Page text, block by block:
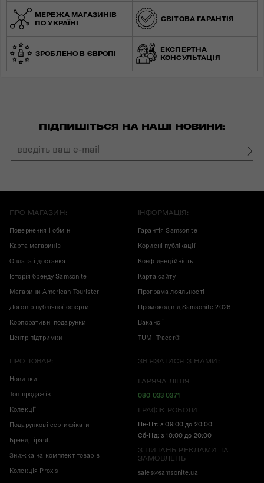
МЕРЕЖА МАГАЗИНІВ
ПО УКРАЇНІ
СВІТОВА ГАРАНТІЯ
ЗРОБЛЕНО В ЄВРОПІ
ЕКСПЕРТНА
КОНСУЛЬТАЦІЯ
ПІДПИШІТЬСЯ НА НАШІ НОВИНИ:
ПРО МАГАЗИН:
Повернення і обмін
Карта магазинів
Оплата і доставка
Історія бренду Samsonite
Магазини American Tourister
Договір публічної оферти
Корпоративні подарунки
Центр підтримки
ІНФОРМАЦІЯ:
Гарантія Samsonite
Корисні публікації
Конфіденційність
Карта сайту
Програма лояльності
Промокод від Samsonite 2026
Вакансії
TUMI Tracer®
ПРО ТОВАР:
Новинки
Топ продажів
Колекції
Подарункові сертифікати
Бренд Lipault
Знижка на комплект товарів
Колекція Proxis
ЗВ'ЯЗАТИСЯ З НАМИ:
ГАРЯЧА ЛІНІЯ
080 033 0371
ГРАФІК РОБОТИ
Пн-Пт: з 09:00 до 20:00
Сб-Нд: з 10:00 до 20:00
З ПИТАНЬ РЕКЛАМИ ТА
ЗАМОВЛЕНЬ
sales@samsonite.ua